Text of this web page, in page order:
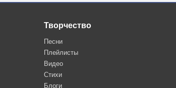
Творчество
Песни
Плейлисты
Видео
Стихи
Блоги